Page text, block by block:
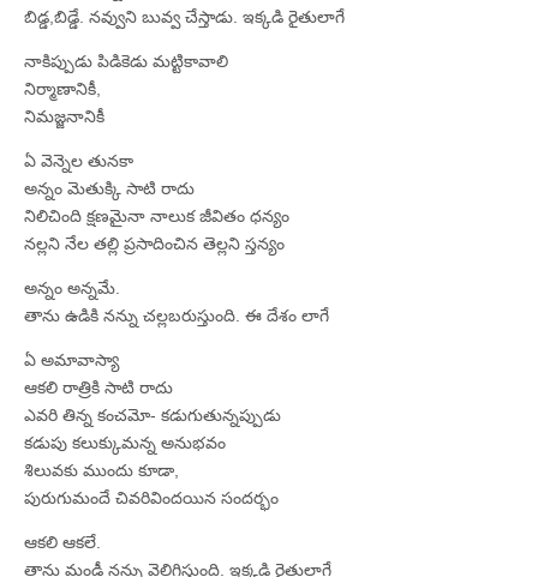
బిడ్డ,బిడ్డే. నవ్వుని బువ్వ చేస్తాడు. ఇక్కడి రైతులాగే
నాకిప్పుడు పిడికెడు మట్టికావాలి
నిర్మాణానికీ,
నిమజ్జనానికీ
ఏ వెన్నెల తునకా
అన్నం మెతుక్కి సాటి రాదు
నిలిచింది క్షణమైనా నాలుక జీవితం ధన్యం
నల్లని నేల తల్లి ప్రసాదించిన తెల్లని స్తన్యం
అన్నం అన్నమే.
తాను ఉడికి నన్ను చల్లబరుస్తుంది. ఈ దేశం లాగే
ఏ అమావాస్యా
ఆకలి రాత్రికి సాటి రాదు
ఎవరి తిన్న కంచమో- కడుగుతున్నప్పుడు
కడుపు కలుక్కుమన్న అనుభవం
శిలువకు ముందు కూడా,
పురుగుమందే చివరివిందయిన సందర్భం
ఆకలి ఆకలే.
తాను మండీ నన్ను వెలిగిస్తుంది. ఇక్కడి రైతులాగే